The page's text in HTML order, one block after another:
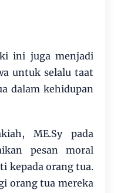
ini juga menjadi
untuk selalu taat
dalam kehidupan
ME.Sy pada
pesan moral
kepada orang tua.
orang tua mereka